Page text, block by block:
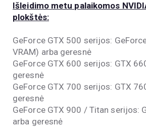
Išleidimo metu palaikomos
plokštės:
GeForce GTX 500 serijos:
VRAM) arba geresnė
GeForce GTX 600 serijos: GTX
geresnė
GeForce GTX 700 serijos: GTX
geresnė
GeForce GTX 900 / Titan serijos:
arba geresnė